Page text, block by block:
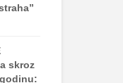
skroz